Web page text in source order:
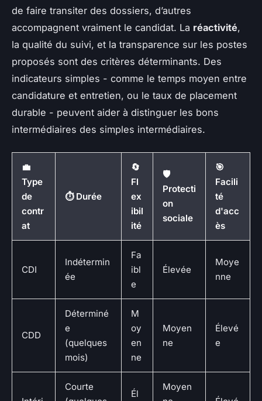
de faire transiter des dossiers, d’autres
accompagnent vraiment le candidat. La réactivité,
la qualité du suivi, et la transparence sur les postes
proposés sont des critères déterminants. Des
indicateurs simples - comme le temps moyen entre
candidature et entretien, ou le taux de placement
durable - peuvent aider à distinguer les bons
intermédiaires des simples intermédiaires.
💼
Type
de
contr
at
⏱️ Durée
🔄
Fl
ex
ibil
ité
🛡️
Protecti
on
sociale
🎯
Facili
té
d'acc
ès
CDI
Indétermin
ée
Fa
ibl
e
Élevée
Moye
nne
CDD
Déterminé
e
(quelques
mois)
M
oy
en
ne
Moyen
ne
Élevé
e
Courte
Él
Moyen